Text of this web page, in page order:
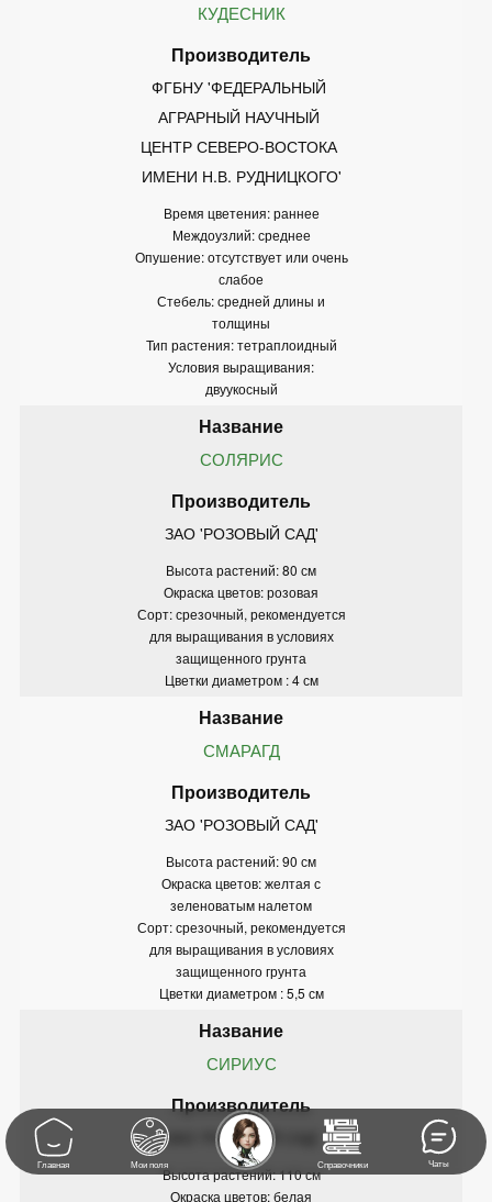
КУДЕСНИК
ФГБНУ 'ФЕДЕРАЛЬНЫЙ
АГРАРНЫЙ НАУЧНЫЙ
ЦЕНТР СЕВЕРО-ВОСТОКА
ИМЕНИ Н.В. РУДНИЦКОГО'
Время цветения: раннее
Междоузлий: среднее
Опушение: отсутствует или очень
слабое
Стебель: средней длины и
толщины
Тип растения: тетраплоидный
Условия выращивания:
двуукосный
СОЛЯРИС
ЗАО 'РОЗОВЫЙ САД'
Высота растений: 80 см
Окраска цветов: розовая
Сорт: срезочный, рекомендуется
для выращивания в условиях
защищенного грунта
Цветки диаметром : 4 см
СМАРАГД
ЗАО 'РОЗОВЫЙ САД'
Высота растений: 90 см
Окраска цветов: желтая с
зеленоватым налетом
Сорт: срезочный, рекомендуется
для выращивания в условиях
защищенного грунта
Цветки диаметром : 5,5 см
СИРИУС
ЗАО 'РОЗОВЫЙ САД'
Высота растений: 110 см
Окраска цветов: белая
Главная Мои поля Справочники Чаты